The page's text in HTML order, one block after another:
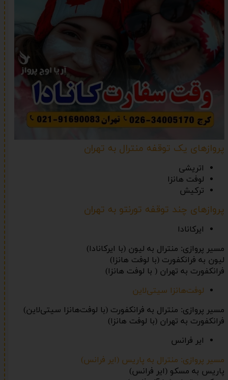
پروازهای یک توقفه منترال به تهران
اتریشی
لوفت هانزا
ترکیش
پروازهای چند توقفه تورنتو به تهران
ایرکانادا
مسیر پروازی: منترال به لیون (با ایرکانادا)
لیون به فرانکفورت (با لوفت هانزا)
فرانکفورت به تهران ( با لوفت هانزا)
لوفت‌هانزا سیتی‌لاین
مسیر پروازی: منترال به فرانکفورت (با لوفت‌هانزا سیتی‌لاین)
فرانکفورت به تهران (با لوفت هانزا)
ایر فرانس
مسیر پروازی: منترال به پاریس (ایر فرانس)
پاریس به مسکو (ایر فرانس)